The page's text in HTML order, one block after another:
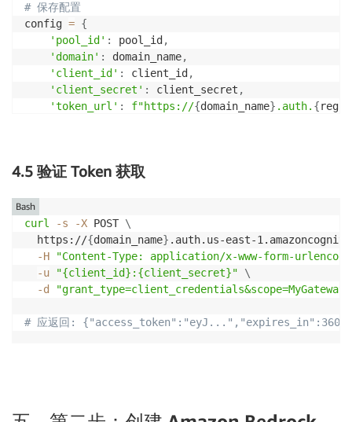
# 保存配置
config = {
'pool_id' : pool_id ,
'domain' : domain_name,
'client_id' : client_id ,
'client_secret' : client_secret ,
'token_url' : f"https://{domain_name} .auth. {
4.5 验证 Token 获取
curl -s -X POST \
  https://
{domain_name} .auth.us-east-
-H
"Content-Type: application/x-www-form-
-u
"{client_id}:{client_secret}"
\
-d
# 应返回:
Bash